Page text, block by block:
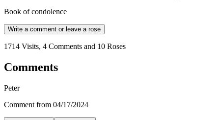
Book of condolence
Write a comment or leave a rose
1714 Visits, 4 Comments and 10 Roses
Comments
Peter
Comment from 04/17/2024